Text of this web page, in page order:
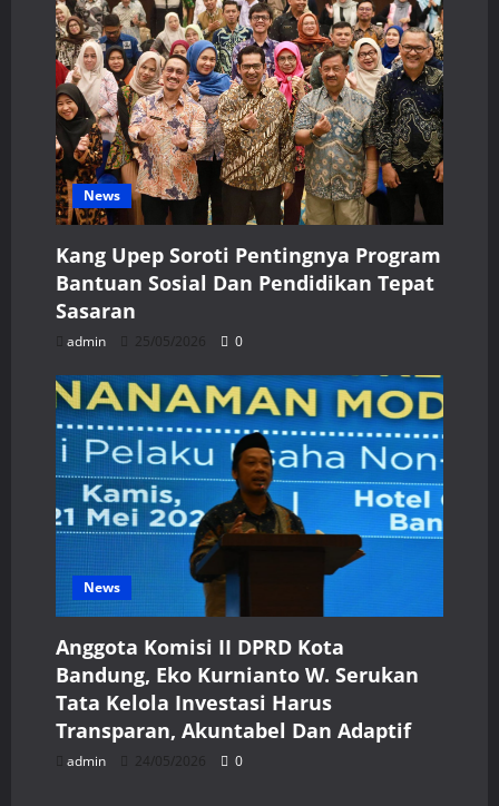
News
Kang Upep Soroti Pentingnya Program
Bantuan Sosial Dan Pendidikan Tepat
Sasaran
admin 25/05/2026 0
News
Anggota Komisi II DPRD Kota
Bandung, Eko Kurnianto W. Serukan
Tata Kelola Investasi Harus
Transparan, Akuntabel Dan Adaptif
admin 24/05/2026 0